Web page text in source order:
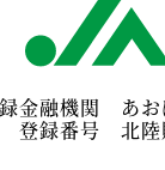
録金融機
登録番号 北陸